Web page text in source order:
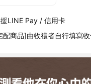
LINE Pay / 信用卡
配商品]由收禮者自行填寫收